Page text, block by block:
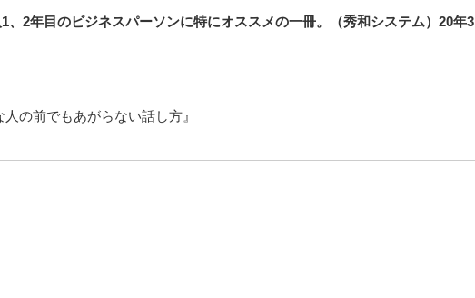
、2年目のビジネスパーソンに特にオススメの一冊。（秀和システム）20年3
の前でもあがらない話し方』